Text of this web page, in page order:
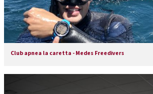
Club apnea la caretta - Medes Freedivers